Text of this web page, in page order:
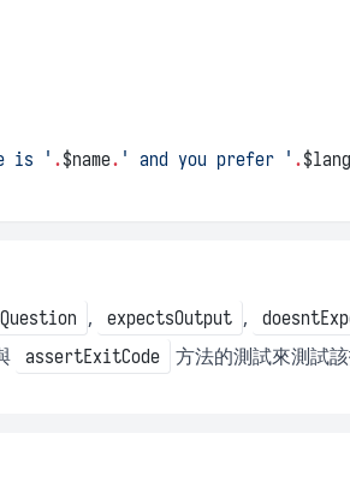
is ' .$name. ' and you prefer ' .
, expectsOutput ,
assertExitCode 方法的測試來測試該